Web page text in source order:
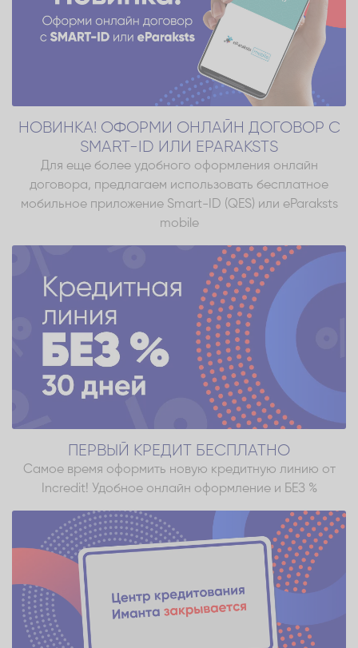
НОВИНКА! ОФОРМИ ОНЛАЙН ДОГОВОР С
SMART-ID ИЛИ EPARAKSTS
Для еще более удобного оформления онлайн
договора, предлагаем использовать бесплатное
мобильное приложение Smart-ID (QES) или eParaksts
mobile
ПЕРВЫЙ КРЕДИТ БЕСПЛАТНО
Самое время оформить новую кредитную линию от
Incredit! Удобное онлайн оформление и БЕЗ %